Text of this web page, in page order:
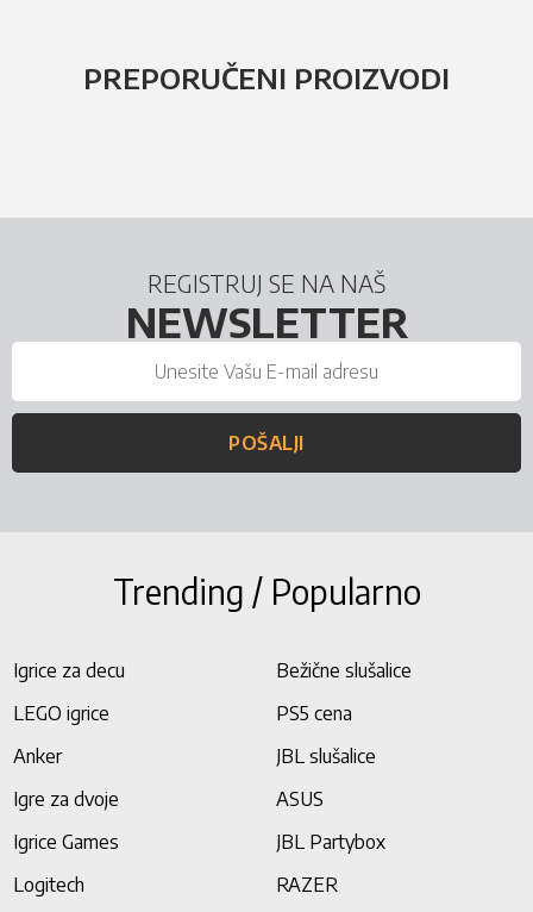
PREPORUČENI PROIZVODI
REGISTRUJ SE NA NAŠ
NEWSLETTER
POŠALJI
Trending / Popularno
Igrice za decu
Bežične slušalice
LEGO igrice
PS5 cena
Anker
JBL slušalice
Igre za dvoje
ASUS
Igrice Games
JBL Partybox
Logitech
RAZER